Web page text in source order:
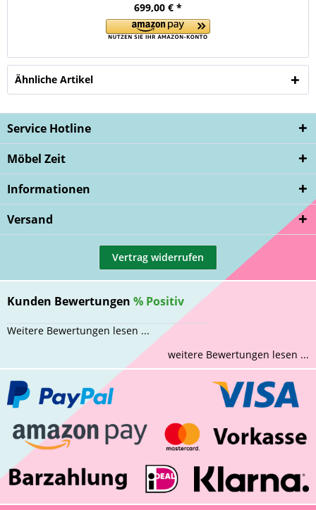
699,00 € *
Ähnliche Artikel
Service Hotline
Möbel Zeit
Informationen
Versand
Vertrag widerrufen
Kunden Bewertungen % Positiv
Weitere Bewertungen lesen ...
weitere Bewertungen lesen ...